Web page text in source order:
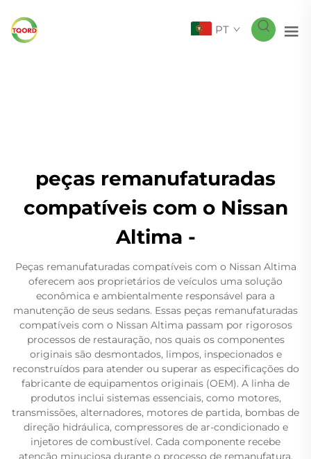
PT
peças remanufaturadas
compatíveis com o Nissan
Altima -
Peças remanufaturadas compatíveis com o Nissan Altima
oferecem aos proprietários de veículos uma solução
econômica e ambientalmente responsável para a
manutenção de seus sedans. Essas peças remanufaturadas
compatíveis com o Nissan Altima passam por rigorosos
processos de restauração, nos quais os componentes
originais são desmontados, limpos, inspecionados e
reconstruídos para atender ou superar as especificações do
fabricante de equipamentos originais (OEM). A linha de
produtos inclui sistemas essenciais, como motores,
transmissões, alternadores, motores de partida, bombas de
direção hidráulica, compressores de ar-condicionado e
injetores de combustível. Cada componente recebe
atenção minuciosa durante o processo de remanufatura,